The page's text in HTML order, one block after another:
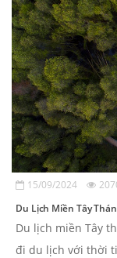
15/09/2024
Du Lịch Miền Tây
Du lịch miền Tây
đi du lịch với thời